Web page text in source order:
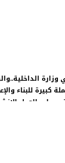
كبيرة للبناء